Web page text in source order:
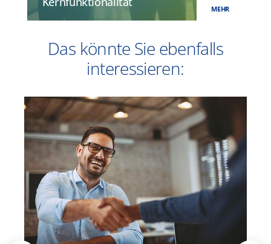
MEHR
Das könnte Sie ebenfalls
interessieren: